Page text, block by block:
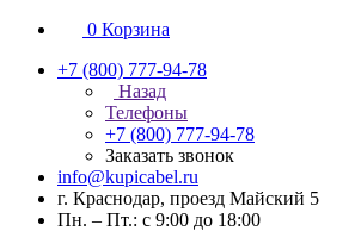
0 Корзина
+7 (800) 777-94-78
Назад
Телефоны
+7 (800) 777-94-78
Заказать звонок
info@kupicabel.ru
г. Краснодар, проезд Майский 5
Пн. – Пт.: с 9:00 до 18:00